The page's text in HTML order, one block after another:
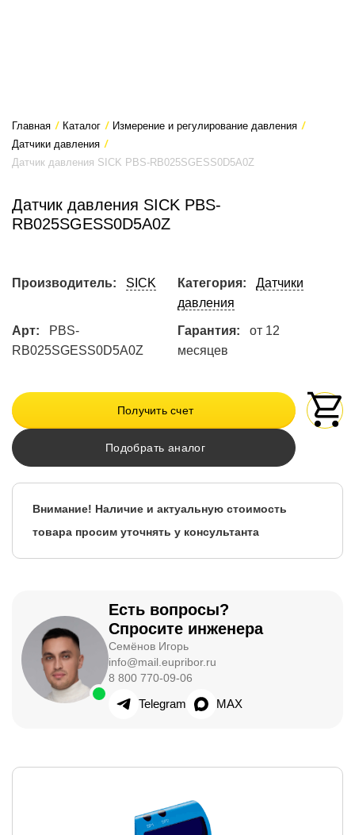
Главная / Каталог / Измерение и регулирование давления /
Датчики давления /
Датчик давления SICK PBS-RB025SGESS0D5A0Z
Датчик давления SICK PBS-
RB025SGESS0D5A0Z
Производитель: SICK Категория:
Датчики
давления
Арт:
PBS-
RB025SGESS0D5A0Z
Гарантия:
от 12
месяцев
Получить счет
Подобрать аналог
Внимание! Наличие и актуальную стоимость
товара просим уточнять у консультанта
Есть вопросы?
Спросите инженера
Семёнов Игорь
info@mail.eupribor.ru
8 800 770-09-06
Telegram MAX